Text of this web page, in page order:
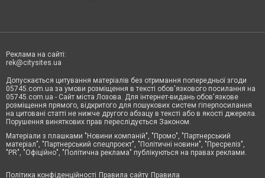
Реклама на сайті:
rek@citysites.ua
Допускається цитування матеріалів без отримання попередньої згоди
05745.com.ua за умови розміщення в тексті обов'язкового посилання на
05745.com.ua - Сайт міста Лозова. Для інтернет-видань обов'язкове
розміщення прямого, відкритого для пошукових систем гіперпосилання
на цитовані статті не нижче другого абзацу в тексті або в якості джерела.
Порушення виняткових прав переслідується Законом.
Матеріали з плашками "Новини компаній", "Промо", "Партнерський
матеріал", "Партнерський спецпроєкт", "Політичні новини", "Пресреліз",
"PR", "Офіційно", "Політична реклама" публікуються на правах реклами.
Політика конфіденційності Правила сайту Правила